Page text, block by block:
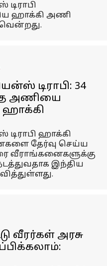
ஹாக்கி அணி
டிராபி: 34
அணியை
ஹாக்கி
ஹாக்கி
தேர்வு செய்ய
வீராங்கனைகளுக்கு
இந்திய
வீரர்கள் அரசு